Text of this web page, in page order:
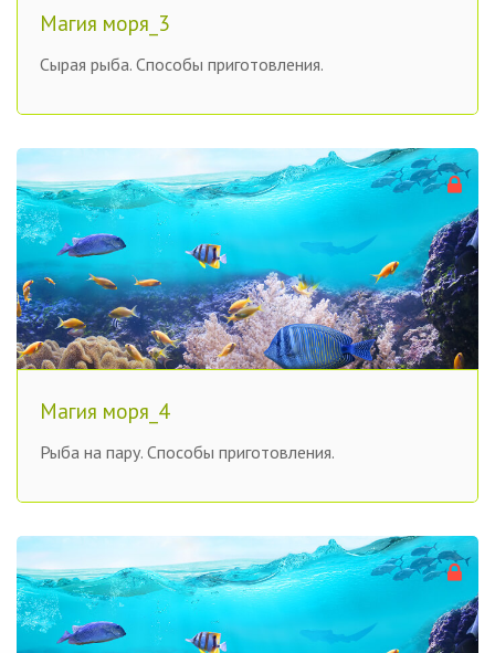
Магия моря_3
Сырая рыба. Способы приготовления.
Магия моря_4
Рыба на пару. Способы приготовления.